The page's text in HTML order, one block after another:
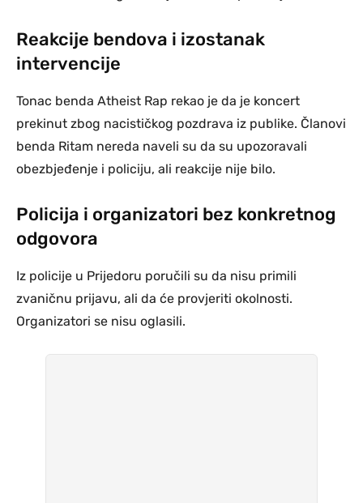
Reakcije bendova i izostanak
intervencije
Tonac benda Atheist Rap rekao je da je koncert
prekinut zbog nacističkog pozdrava iz publike. Članovi
benda Ritam nereda naveli su da su upozoravali
obezbjeđenje i policiju, ali reakcije nije bilo.
Policija i organizatori bez konkretnog
odgovora
Iz policije u Prijedoru poručili su da nisu primili
zvaničnu prijavu, ali da će provjeriti okolnosti.
Organizatori se nisu oglasili.